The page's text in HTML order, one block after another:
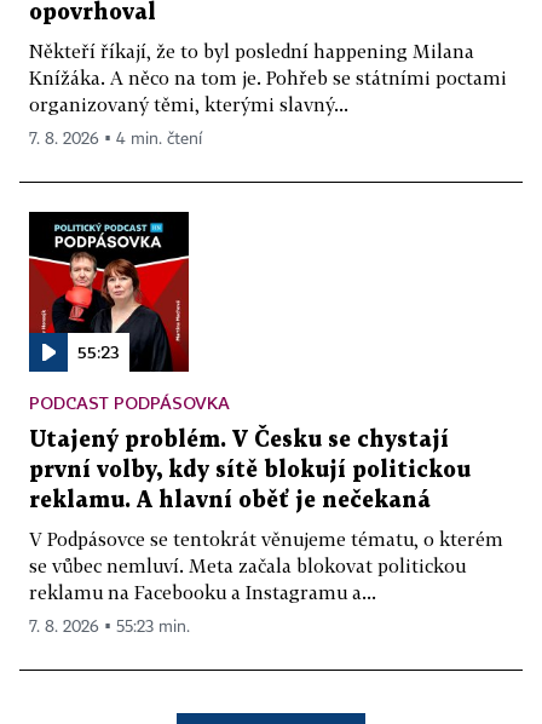
opovrhoval
Někteří říkají, že to byl poslední happening Milana
Knížáka. A něco na tom je. Pohřeb se státními poctami
organizovaný těmi, kterými slavný...
7. 8. 2026 ▪ 4 min. čtení
55:23
PODCAST PODPÁSOVKA
Utajený problém. V Česku se chystají
první volby, kdy sítě blokují politickou
reklamu. A hlavní oběť je nečekaná
V Podpásovce se tentokrát věnujeme tématu, o kterém
se vůbec nemluví. Meta začala blokovat politickou
reklamu na Facebooku a Instagramu a...
7. 8. 2026 ▪ 55:23 min.